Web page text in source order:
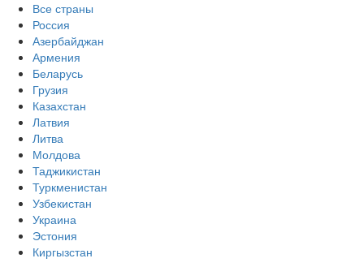
Все страны
Россия
Азербайджан
Армения
Беларусь
Грузия
Казахстан
Латвия
Литва
Молдова
Таджикистан
Туркменистан
Узбекистан
Украина
Эстония
Киргызстан